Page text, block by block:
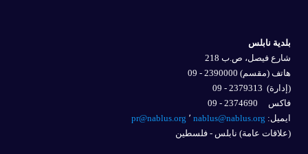
بلدية نابلس
شارع فيصل، ص.ب 218
هاتف (مقسم) 2390000 - 09
(إدارة)
فاكس 2374690 - 09
ايميل: nablus@nablus.org
pr@nablus.org
(علاقات عامة) نابلس - فلسطين